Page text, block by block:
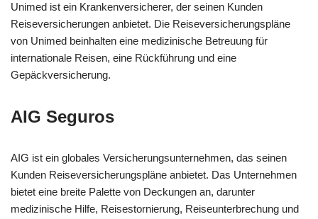
Unimed ist ein Krankenversicherer, der seinen Kunden
Reiseversicherungen anbietet. Die Reiseversicherungspläne
von Unimed beinhalten eine medizinische Betreuung für
internationale Reisen, eine Rückführung und eine
Gepäckversicherung.
AIG Seguros
AIG ist ein globales Versicherungsunternehmen, das seinen
Kunden Reiseversicherungspläne anbietet. Das Unternehmen
bietet eine breite Palette von Deckungen an, darunter
medizinische Hilfe, Reisestornierung, Reiseunterbrechung und